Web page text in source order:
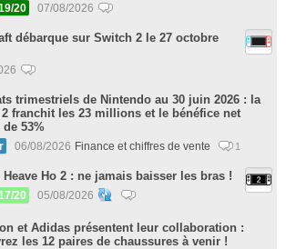
20 07/08/2026
débarque sur Switch 2 le 27 octobre
trimestriels de Nintendo au 30 juin 2026 : la
franchit les 23 millions et le bénéfice net
53%
06/08/2026 Finance et chiffres de vente 1
Heave Ho 2 : ne jamais baisser les bras !
17/20 05/08/2026
et Adidas présentent leur collaboration :
les 12 paires de chaussures à venir !